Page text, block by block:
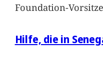
Foundation-
Hilfe, die in